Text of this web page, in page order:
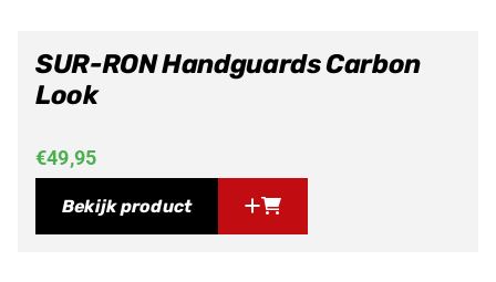
SUR-RON Handguards Carbon
Look
€49,95
Bekijk product